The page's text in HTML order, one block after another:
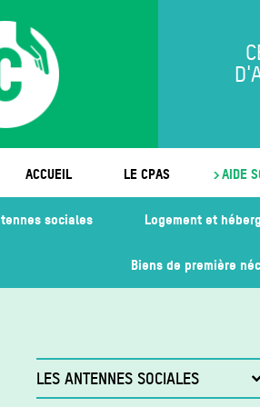
ACCUEIL LE CPAS AIDE
sociales Logement et
Biens de première
LES ANTENNES SOCIALES